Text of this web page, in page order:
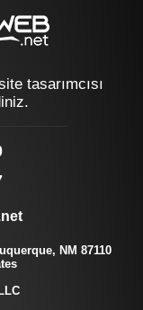
tasarımcısı
NM 87110